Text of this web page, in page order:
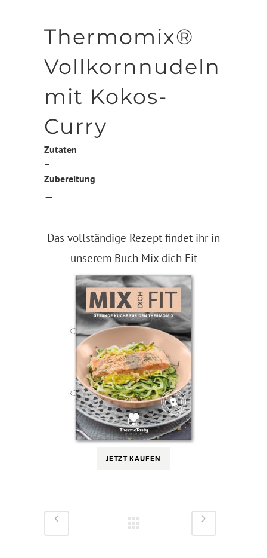
Thermomix®
Vollkornnudeln
mit Kokos-
Curry
Zutaten
–
Zubereitung
–
Das vollständige Rezept findet ihr in
unserem Buch Mix dich Fit
JETZT KAUFEN